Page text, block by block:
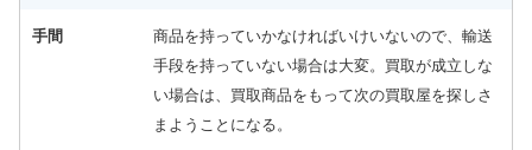
手間
商品を持っていかなければいけいないので、輸送
手段を持っていない場合は大変。買取が成立しな
い場合は、買取商品をもって次の買取屋を探しさ
まようことになる。